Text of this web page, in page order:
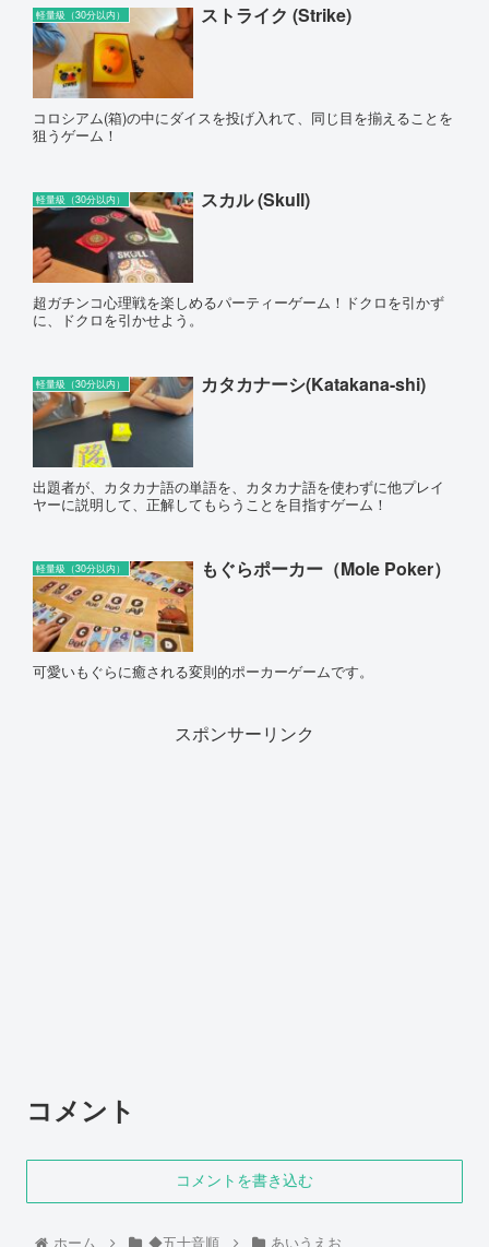
軽量級（30分以内） ストライク (Strike)
コロシアム(箱)の中にダイスを投げ入れて、同じ目を揃えることを
狙うゲーム！
軽量級（30分以内） スカル (Skull)
超ガチンコ心理戦を楽しめるパーティーゲーム！ドクロを引かず
に、ドクロを引かせよう。
軽量級（30分以内） カタカナーシ(Katakana-shi)
出題者が、カタカナ語の単語を、カタカナ語を使わずに他プレイ
ヤーに説明して、正解してもらうことを目指すゲーム！
軽量級（30分以内） もぐらポーカー（Mole Poker）
可愛いもぐらに癒される変則的ポーカーゲームです。
スポンサーリンク
コメント
コメントを書き込む
ホーム ◆五十音順 あいうえお